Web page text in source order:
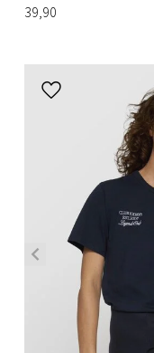
39,90